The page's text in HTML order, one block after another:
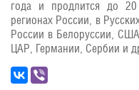
года и продлится до
регионах России, в
России в Белоруссии,
ЦАР, Германии, Сербии и